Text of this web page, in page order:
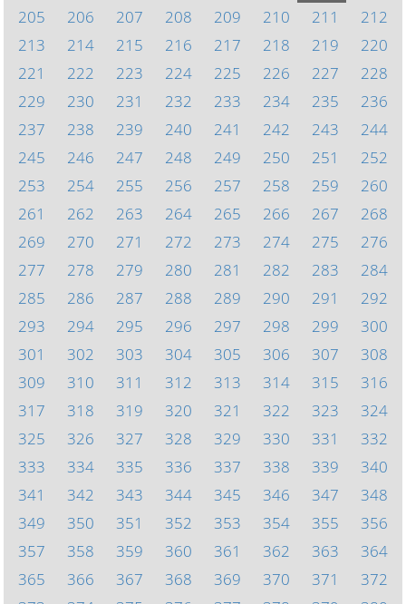
205
206 207 208 209 210 211
212
213
214 215 216 217 218 219
220
221
222 223 224 225 226 227
228
229
230 231 232 233 234 235
236
237
238 239 240 241 242 243
244
245
246 247 248 249 250 251
252
253
254 255 256 257 258 259
260
261
262 263 264 265 266 267
268
269
270 271 272 273 274 275
276
277
278 279 280 281 282 283
284
285
286 287 288 289 290 291
292
293
294 295 296 297 298 299
300
301
302 303 304 305 306 307
308
309
310 311 312 313 314 315
316
317
318 319 320 321 322 323
324
325
326 327 328 329 330 331
332
333
334 335 336 337 338 339
340
341
342 343 344 345 346 347
348
349
350 351 352 353 354 355
356
357
358 359 360 361 362 363
364
365
366 367 368 369 370 371
372